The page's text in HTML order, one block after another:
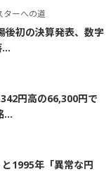
ターへの道
後初の決算発表、数字
円高の66,300円で
...
と1995年「異常な円